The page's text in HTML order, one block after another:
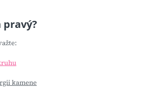
kamene